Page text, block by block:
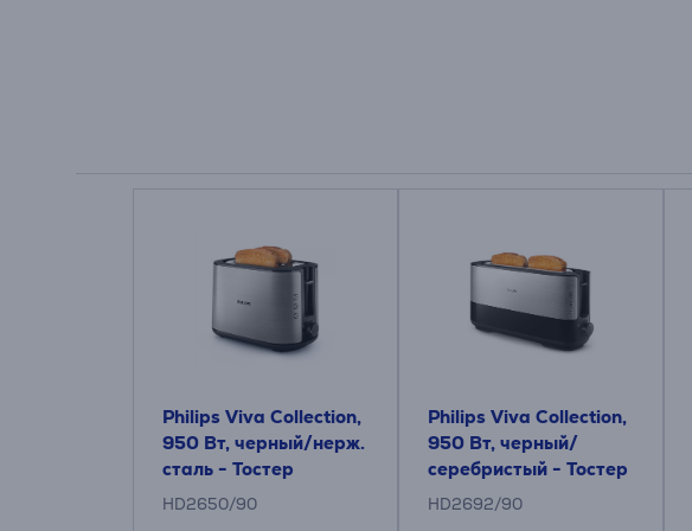
Philips Viva Collection,
950 Вт, черный/нерж.
сталь - Тостер
HD2650/90
Philips Viva Collection,
950 Вт, черный/
серебристый - Тостер
HD2692/90